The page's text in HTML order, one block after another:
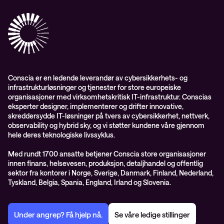
Conscia Education Services
Conscia er en ledende leverandør av cybersikkerhets- og
infrastrukturløsninger og tjenester for store europeiske
organisasjoner med virksomhetskritisk IT-infrastruktur. Conscias
eksperter designer, implementerer og drifter innovative,
skreddersydde IT-løsninger på tvers av cybersikkerhet, nettverk,
observability og hybrid sky, og vi støtter kundene våre gjennom
hele deres teknologiske livssyklus.
Med rundt 1700 ansatte betjener Conscia store organisasjoner
innen finans, helsevesen, produksjon, detaljhandel og offentlig
sektor fra kontorer i Norge, Sverige, Danmark, Finland, Nederland,
Tyskland, Belgia, Spania, England, Irland og Slovenia.
Under angrep? Få hjelp nå. Se våre ledige stillinger